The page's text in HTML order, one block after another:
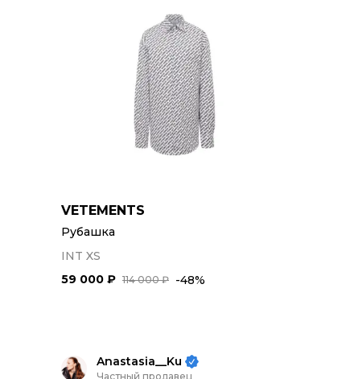
VETEMENTS
Рубашка
INT XS
114 000 ₽
59 000 ₽ -48%
Anastasia__Ku
Частный продавец